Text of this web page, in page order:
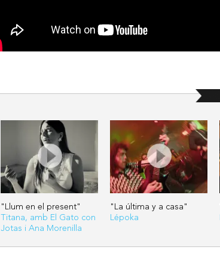
"Llum en el present"
Titana, amb El Gato con
Jotas i Ana Morenilla
"La última y a casa"
Lépoka